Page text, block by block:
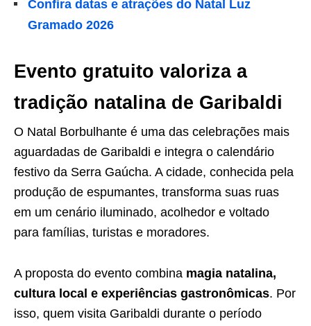
Confira datas e atrações do Natal Luz
Gramado 2026
Evento gratuito valoriza a
tradição natalina de Garibaldi
O Natal Borbulhante é uma das celebrações mais
aguardadas de Garibaldi e integra o calendário
festivo da Serra Gaúcha. A cidade, conhecida pela
produção de espumantes, transforma suas ruas
em um cenário iluminado, acolhedor e voltado
para famílias, turistas e moradores.
A proposta do evento combina magia natalina,
cultura local e experiências gastronômicas. Por
isso, quem visita Garibaldi durante o período